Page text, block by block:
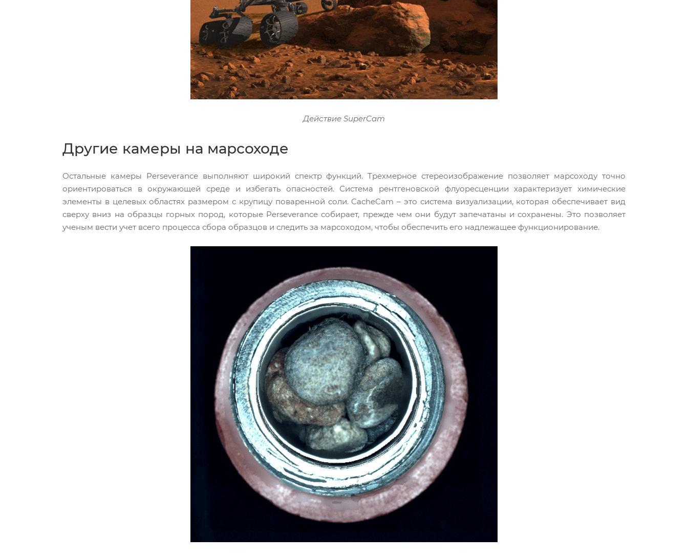
Действие SuperCam
Другие камеры на марсоходе
Остальные камеры Perseverance выполняют широкий спектр функций. Трехмерное стереоизображение позволяет марсоходу точно
ориентироваться в окружающей среде и избегать опасностей. Система рентгеновской флуоресценции характеризует химические
элементы в целевых областях размером с крупицу поваренной соли. CacheCam – это система визуализации, которая обеспечивает вид
сверху вниз на образцы горных пород, которые Perseverance собирает, прежде чем они будут запечатаны и сохранены. Это позволяет
ученым вести учет всего процесса сбора образцов и следить за марсоходом, чтобы обеспечить его надлежащее функционирование.